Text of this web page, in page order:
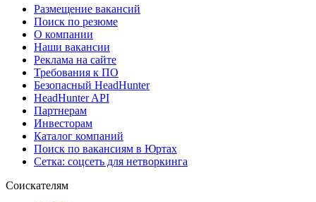
Размещение вакансий
Поиск по резюме
О компании
Наши вакансии
Реклама на сайте
Требования к ПО
Безопасный HeadHunter
HeadHunter API
Партнерам
Инвесторам
Каталог компаний
Поиск по вакансиям в Юртах
Сетка: соцсеть для нетворкинга
Соискателям